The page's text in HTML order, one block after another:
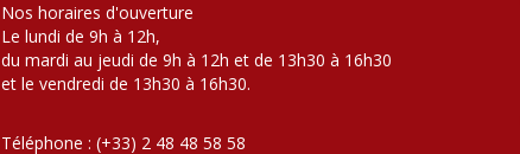
Nos horaires d'ouverture
Le lundi de 9h à 12h,
du mardi au jeudi de 9h à 12h et de 13h30 à 16h30
et le vendredi de 13h30 à 16h30.
Téléphone : (+33) 2 48 48 58 58